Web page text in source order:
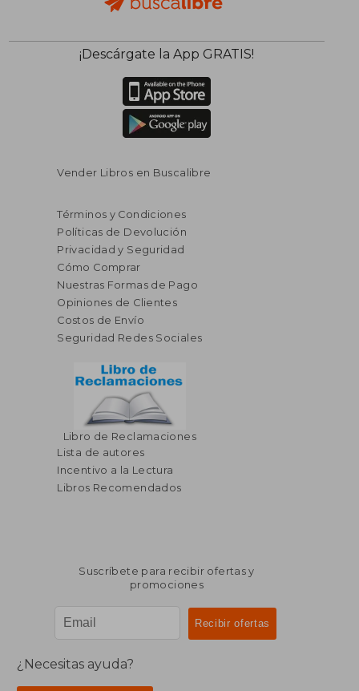
¡Descárgate la App GRATIS!
Vender Libros en Buscalibre
Términos y Condiciones
Políticas de Devolución
Privacidad y Seguridad
Cómo Comprar
Nuestras Formas de Pago
Opiniones de Clientes
Costos de Envío
Seguridad Redes Sociales
Libro de Reclamaciones
Lista de autores
Incentivo a la Lectura
Libros Recomendados
Suscríbete para recibir ofertas y
promociones
¿Necesitas ayuda?